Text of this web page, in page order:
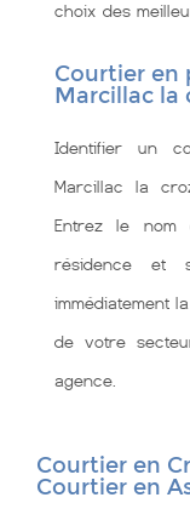
choix des
Courtier en
Marcillac la
Identifier un
Marcillac la
Entrez le
résidence et
immédiatement
de votre
agence.
Courtier en
Courtier en